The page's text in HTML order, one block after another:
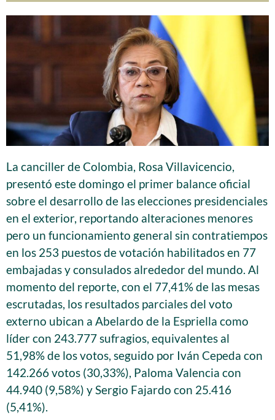
La canciller de Colombia, Rosa Villavicencio,
presentó este domingo el primer balance oficial
sobre el desarrollo de las elecciones presidenciales
en el exterior, reportando alteraciones menores
pero un funcionamiento general sin contratiempos
en los 253 puestos de votación habilitados en 77
embajadas y consulados alrededor del mundo. Al
momento del reporte, con el 77,41% de las mesas
escrutadas, los resultados parciales del voto
externo ubican a Abelardo de la Espriella como
líder con 243.777 sufragios, equivalentes al
51,98% de los votos, seguido por Iván Cepeda con
142.266 votos (30,33%), Paloma Valencia con
44.940 (9,58%) y Sergio Fajardo con 25.416
(5,41%).